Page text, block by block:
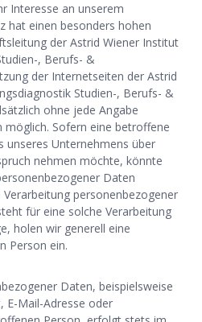
Interesse an unserem
hat einen besonders hohen
der Astrid Wiener Institut
, Berufs- &
der Internetseiten der Astrid
Studien-, Berufs- &
ohne jede Angabe
Sofern eine betroffene
unseres Unternehmens über
nehmen möchte, könnte
Daten
personenbezogener
für eine solche Verarbeitung
holen wir generell eine
Person ein.
Daten, beispielsweise
E-Mail-Adresse oder